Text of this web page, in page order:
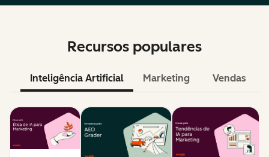
Recursos populares
Inteligência Artificial Marketing Vendas